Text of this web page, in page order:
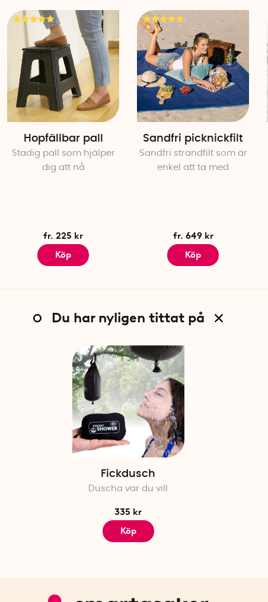
Hopfällbar pall
Stadig pall som hjälper
dig att nå
fr. 225 kr
Köp
Sandfri picknickfilt
Sandfri strandfilt som är
enkel att ta med
fr. 649 kr
Köp
Du har nyligen tittat på
Fickdusch
Duscha var du vill
335 kr
Köp